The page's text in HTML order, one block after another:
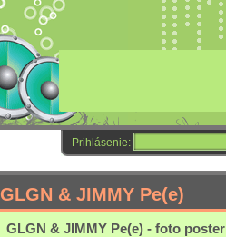
Prihlásenie:
GLGN & JIMMY Pe(e)
GLGN & JIMMY Pe(e) - foto poster